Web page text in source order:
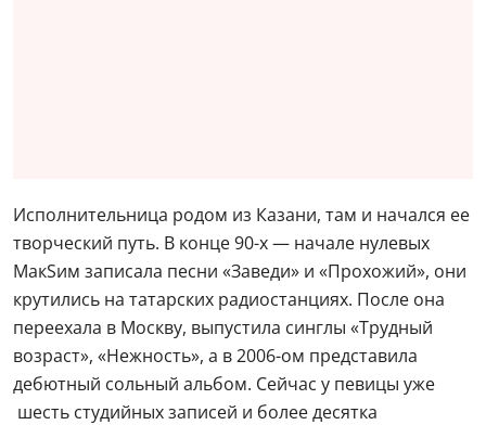
Исполнительница родом из Казани, там и начался ее
творческий путь. В конце 90-х — начале нулевых
МакSим записала песни «Заведи» и «Прохожий», они
крутились на татарских радиостанциях. После она
переехала в Москву, выпустила синглы «Трудный
возраст», «Нежность», а в 2006-ом представила
дебютный сольный альбом. Сейчас у певицы уже
шесть студийных записей и более десятка